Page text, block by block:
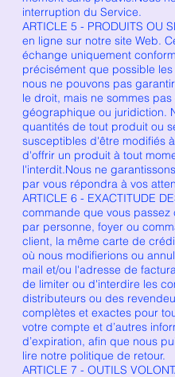
interruption du Service.
ARTICLE 5 - PRODUITS OU
en ligne sur notre site Web.
échange uniquement
précisément que possible
nous ne pouvons pas
le droit, mais ne sommes
géographique ou juridiction.
quantités de tout produit ou
susceptibles d'être modifiés
d'offrir un produit à tout
l'interdit.Nous ne
par vous répondra à vos
ARTICLE 6 - EXACTITUDE
commande que vous passez
par personne, foyer ou
client, la même carte de
où nous modifierions ou
mail et/ou l'adresse de
de limiter ou d'interdire les
distributeurs ou des
complètes et exactes pour
votre compte et d’autres
d’expiration, afin que nous
lire notre politique de retour.
ARTICLE 7 - OUTILS